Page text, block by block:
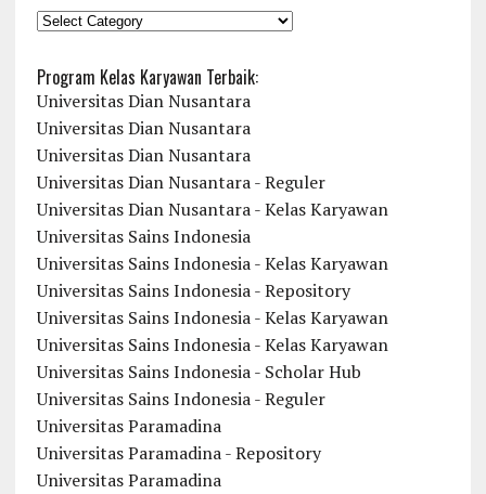
KATEGORI
Program Kelas Karyawan Terbaik:
Universitas Dian Nusantara
Universitas Dian Nusantara
Universitas Dian Nusantara
Universitas Dian Nusantara - Reguler
Universitas Dian Nusantara - Kelas Karyawan
Universitas Sains Indonesia
Universitas Sains Indonesia - Kelas Karyawan
Universitas Sains Indonesia - Repository
Universitas Sains Indonesia - Kelas Karyawan
Universitas Sains Indonesia - Kelas Karyawan
Universitas Sains Indonesia - Scholar Hub
Universitas Sains Indonesia - Reguler
Universitas Paramadina
Universitas Paramadina - Repository
Universitas Paramadina